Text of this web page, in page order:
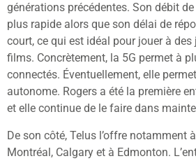
générations précédentes. Son débit
plus rapide alors que son délai de
court, ce qui est idéal pour jouer à
films. Concrètement, la 5G permet à
connectés. Éventuellement, elle
autonome. Rogers a été la première
et elle continue de le faire dans
De son côté, Telus l’offre notamment
Montréal, Calgary et à Edmonton.